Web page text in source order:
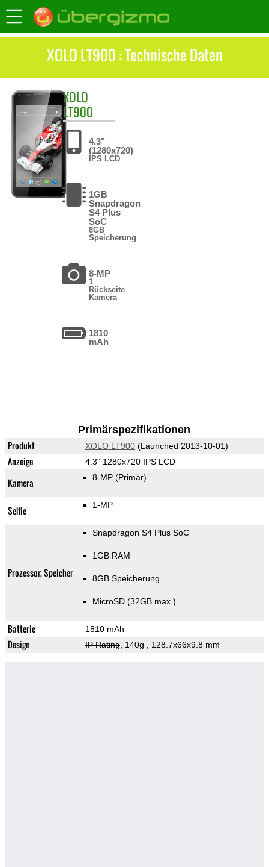
XOLO LT900 : Technische Daten
XOLO
LT900
4.3"
(1280x720)
IPS LCD
1GB
Snapdragon
S4 Plus
SoC
8GB
Speicherung
8-MP
1
Rückseite
Kamera
1810
mAh
Primärspezifikationen
Produkt XOLO LT900(Launched 2013-10-01)
Anzeige 4.3" 1280x720 IPS LCD
Kamera 8-MP (Primär)
Selfie 1-MP
Prozessor, Speicher
Snapdragon S4 Plus SoC
1GB RAM
8GB Speicherung
MicroSD (32GB max.)
Batterie 1810 mAh
Design IP Rating, 140g , 128.7x66x9.8 mm